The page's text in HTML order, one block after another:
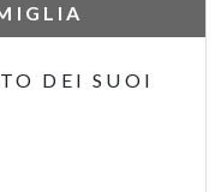
DEI SUOI